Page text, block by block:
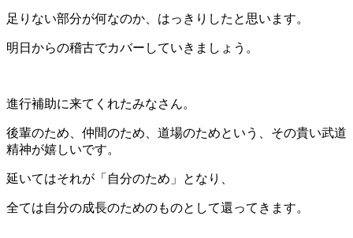
足りない部分が何なのか、はっきりしたと思います。
明日からの稽古でカバーしていきましょう。
進行補助に来てくれたみなさん。
後輩のため、仲間のため、道場のためという、その貴い武道
精神が嬉しいです。
延いてはそれが「自分のため」となり、
全ては自分の成長のためのものとして還ってきます。